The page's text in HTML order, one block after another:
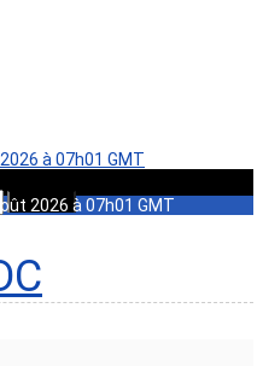
à 07h01 GMT
2026 à 07h01 GMT